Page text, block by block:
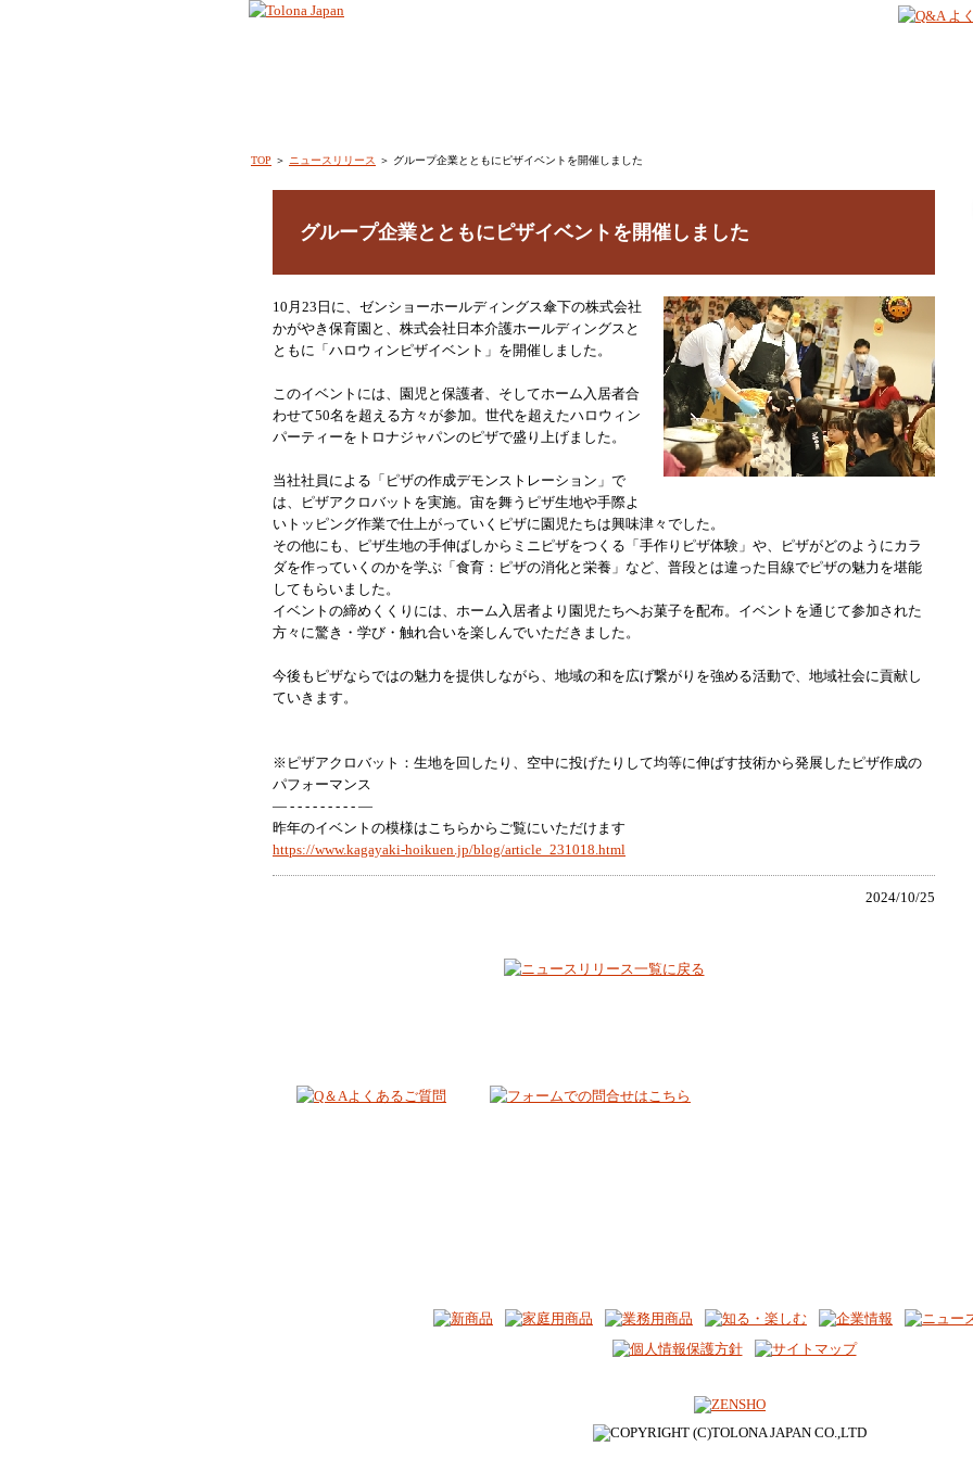
TOP ＞ ニュースリリース ＞ グループ企業とともにピザイベントを開催しました
グループ企業とともにピザイベントを開催しました
10月23日に、ゼンショーホールディングス傘下の株式会社
かがやき保育園と、株式会社日本介護ホールディングスと
ともに「ハロウィンピザイベント」を開催しました。
このイベントには、園児と保護者、そしてホーム入居者合
わせて50名を超える方々が参加。世代を超えたハロウィン
パーティーをトロナジャパンのピザで盛り上げました。
当社社員による「ピザの作成デモンストレーション」で
は、ピザアクロバットを実施。宙を舞うピザ生地や手際よ
いトッピング作業で仕上がっていくピザに園児たちは興味津々でした。
その他にも、ピザ生地の手伸ばしからミニピザをつくる「手作りピザ体験」や、ピザがどのようにカラ
ダを作っていくのかを学ぶ「食育：ピザの消化と栄養」など、普段とは違った目線でピザの魅力を堪能
してもらいました。
イベントの締めくくりには、ホーム入居者より園児たちへお菓子を配布。イベントを通じて参加された
方々に驚き・学び・触れ合いを楽しんでいただきました。
今後もピザならではの魅力を提供しながら、地域の和を広げ繋がりを強める活動で、地域社会に貢献し
ていきます。
※ピザアクロバット：生地を回したり、空中に投げたりして均等に伸ばす技術から発展したピザ作成の
パフォーマンス
― - - - - - - - - - ―
昨年のイベントの模様はこちらからご覧にいただけます
https://www.kagayaki-hoikuen.jp/blog/article_231018.html
2024/10/25